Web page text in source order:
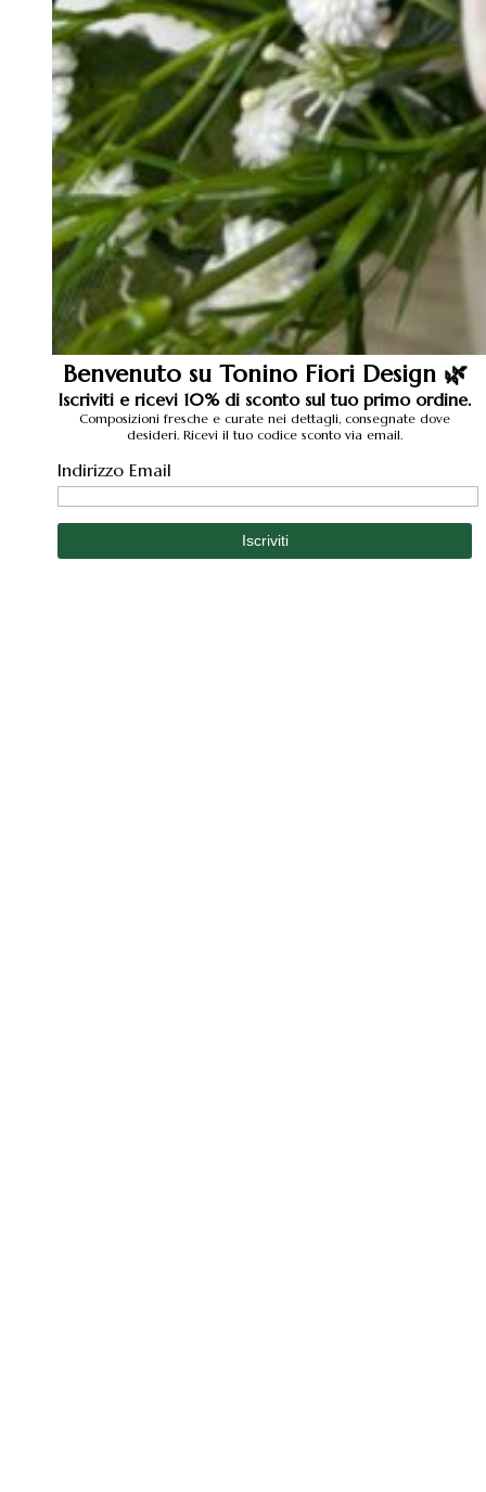
Benvenuto su Tonino Fiori Design 🌿
Iscriviti e ricevi 10% di sconto sul tuo primo ordine.
Composizioni fresche e curate nei dettagli, consegnate dove
desideri. Ricevi il tuo codice sconto via email.
Indirizzo Email